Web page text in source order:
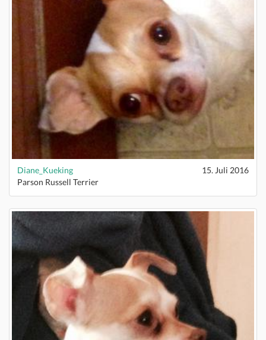
Diane_Kueking
15. Juli 2016
Parson Russell Terrier